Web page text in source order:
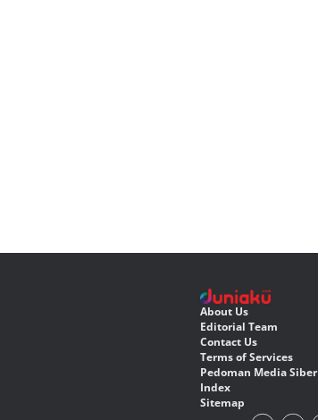
About Us
Editorial Team
Contact Us
Terms of Services
Pedoman Media Siber
Index
Sitemap